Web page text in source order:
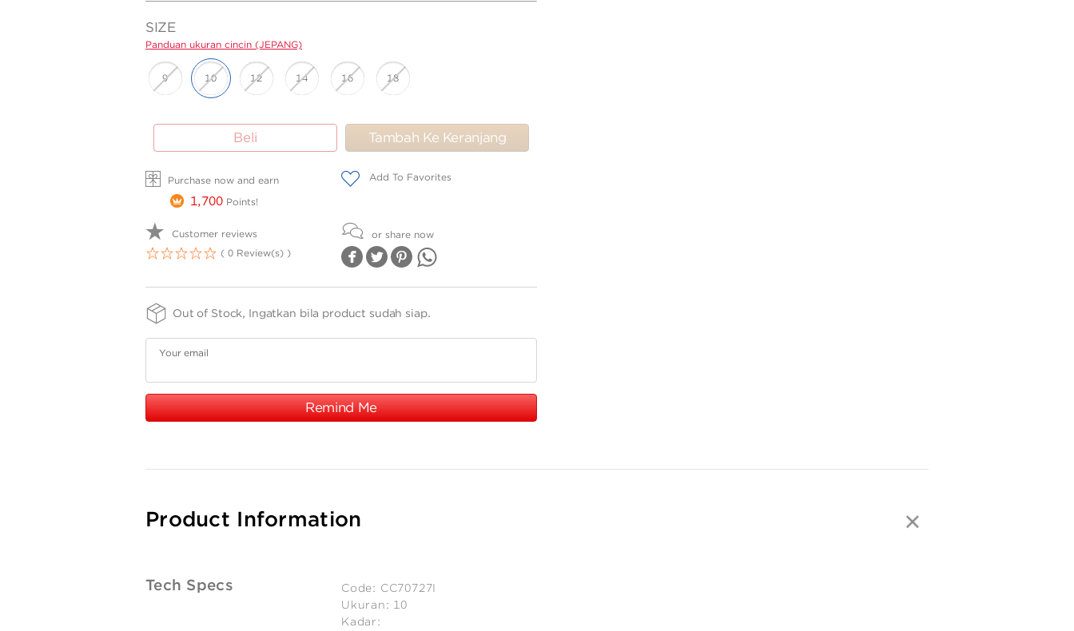
SIZE
Panduan ukuran cincin (JEPANG)
9 10 12 14 16 18
PURITY
ukuran
cincin
(JEPANG)
FINISHING
ukuran cincin
(JEPANG)
Beli Tambah Ke Keranjang
Purchase now and earn
1,700 Points!
Customer reviews
( 0 Review(s) )
Add To Favorites
Add To Favorites
or share now
Out of Stock, Ingatkan bila product sudah siap.
Your email
Remind Me
Product Information
Tech Specs Code: CC70727I
Ukuran: 10
Kadar: